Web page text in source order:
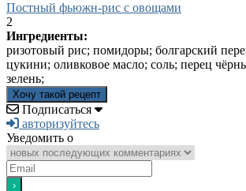
Постный фьюжн-рис с овощами
2
Ингредиенты:
ризотовый рис; помидоры; болгарский
цукини; оливковое масло; соль; перец
зелень;
Хочу такой рецепт
Подписаться
авторизуйтесь
Уведомить о